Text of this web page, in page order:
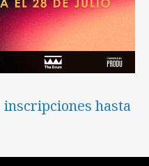
inscripciones hasta